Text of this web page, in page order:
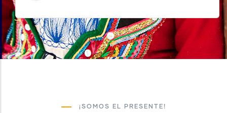
¡SOMOS EL PRESENTE!